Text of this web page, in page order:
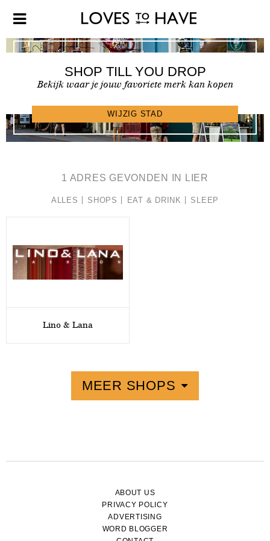
SHOP TILL YOU DROP
Bekijk waar je jouw favoriete merk kan kopen
SHOPFINDER >
WIJZIG STAD
1 ADRES GEVONDEN IN LIER
ALLES SHOPS EAT & DRINK SLEEP
Lino & Lana
MEER SHOPS
ABOUT US
PRIVACY POLICY
ADVERTISING
WORD BLOGGER